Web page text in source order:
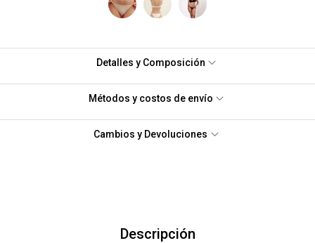
Detalles y Composición
Métodos y costos de envío
Cambios y Devoluciones
Descripción